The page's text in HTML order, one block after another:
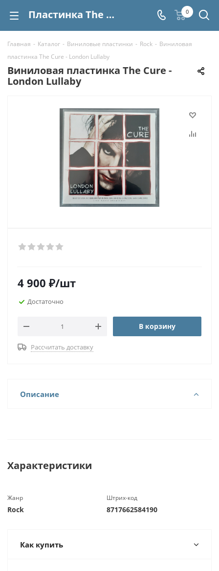
Пластинка The Cure - London Lullaby купить | Интернет-магазин СтереоВинил 0
Главная - Каталог - Виниловые пластинки - Rock - Виниловая
пластинка The Cure - London Lullaby
Виниловая пластинка The Cure -
London Lullaby
4 900 ₽/шт
Достаточно
В корзину
Рассчитать доставку
Описание
Характеристики
Жанр
Rock
Штрих-код
8717662584190
Как купить